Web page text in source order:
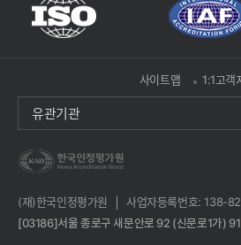
사이트맵 1:1고객
유관기관
(재)한국인정평가원
사업자등록번호: 138-
[03186]서울 종로구 새문안로 92 (신문로1가)